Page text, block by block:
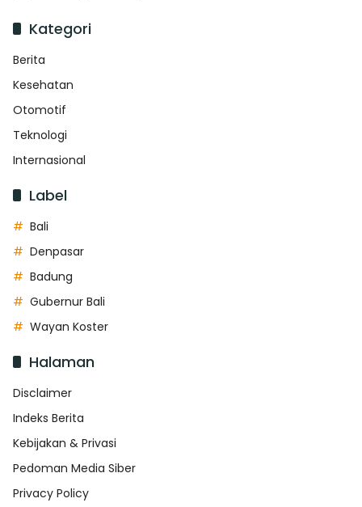
Kategori
Berita
Kesehatan
Otomotif
Teknologi
Internasional
Label
Bali
Denpasar
Badung
Gubernur Bali
Wayan Koster
Halaman
Disclaimer
Indeks Berita
Kebijakan & Privasi
Pedoman Media Siber
Privacy Policy